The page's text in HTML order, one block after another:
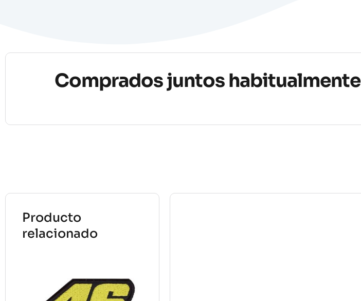
Comprados juntos habitualmente
Producto
relacionado